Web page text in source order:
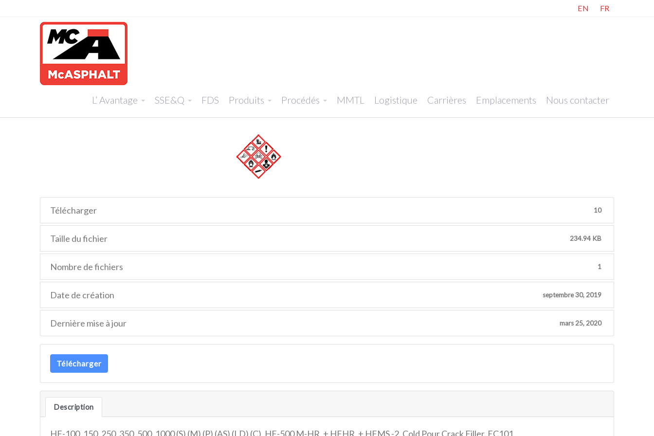
EN FR
L’ Avantage SSE&Q FDS Produits Procédés MMTL Logistique Carrières Emplacements Nous contacter
Télécharger 10
Taille du fichier 234.94 KB
Nombre de fichiers 1
Date de création septembre 30, 2019
Dernière mise à jour mars 25, 2020
Télécharger
Description
HF-100, 150, 250, 350, 500, 1000 (S) (M) (P) (AS) (LD) (C), HF-500 M-HR, + HFHR, + HFMS -2, Cold Pour Crack Filler, EC101